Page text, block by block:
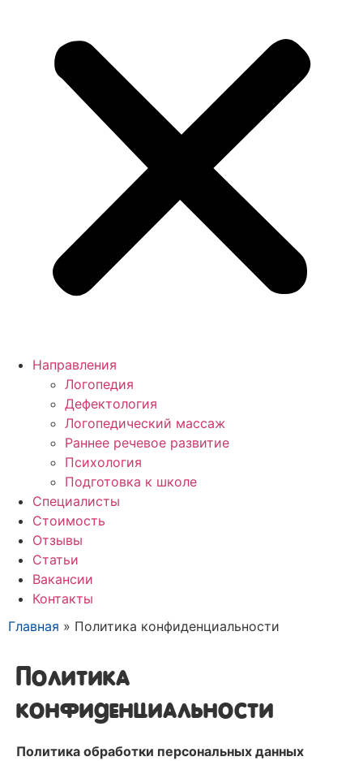
Направления
Логопедия
Дефектология
Логопедический массаж
Раннее речевое развитие
Психология
Подготовка к школе
Специалисты
Стоимость
Отзывы
Статьи
Вакансии
Контакты
Главная » Политика конфиденциальности
Политика
конфиденциальности
Политика обработки персональных данных